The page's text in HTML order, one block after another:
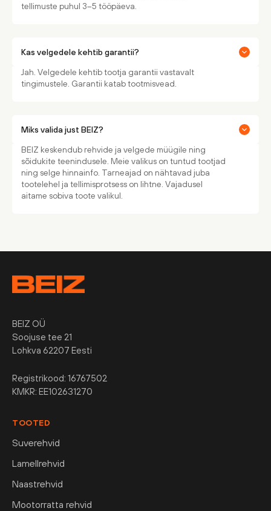
tellimuste puhul 3–5 tööpäeva.
Kas velgedele kehtib garantii?
Jah. Velgedele kehtib tootja garantii vastavalt
tingimustele. Garantii katab tootmisvead.
Miks valida just BEIZ?
BEIZ keskendub rehvide ja velgede müügile ning
sõidukite teenindusele. Meie valikus on tuntud tootjad
ning selge hinnainfo. Tarneajad on nähtavad juba
tootelehel ja tellimisprotsess on lihtne. Vajadusel
aitame sobiva toote valikul.
BEIZ OÜ
Soojuse tee 21
Lohkva 62207 Eesti
Registrikood: 16767502
KMKR: EE102631270
TOOTED
Suverehvid
Lamellrehvid
Naastrehvid
Mootorratta rehvid